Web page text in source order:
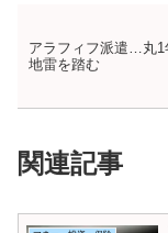
アラフィフ派遣…丸1
地雷を踏む
関連記事